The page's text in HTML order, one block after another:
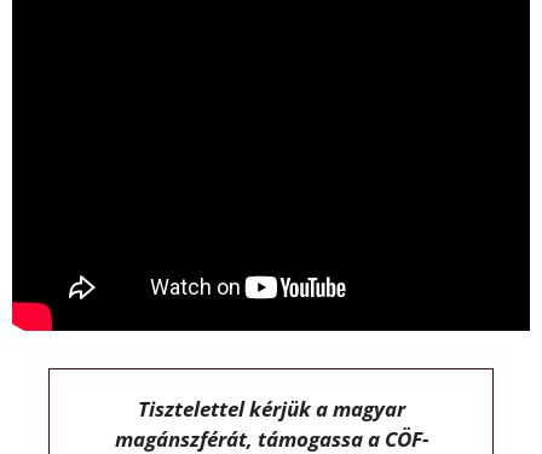
Tisztelettel kérjük a magyar
magánszférát, támogassa a CÖF-